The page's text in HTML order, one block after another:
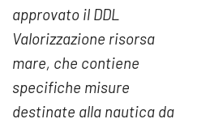
approvato il DDL
Valorizzazione risorsa
mare, che contiene
specifiche misure
destinate alla nautica da